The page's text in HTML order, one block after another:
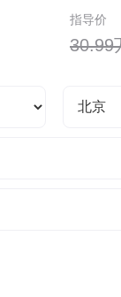
指导价
30.99